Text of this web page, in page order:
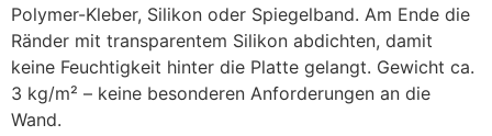
Polymer-Kleber, Silikon oder Spiegelband. Am Ende die
Ränder mit transparentem Silikon abdichten, damit
keine Feuchtigkeit hinter die Platte gelangt. Gewicht ca.
3 kg/m² – keine besonderen Anforderungen an die
Wand.